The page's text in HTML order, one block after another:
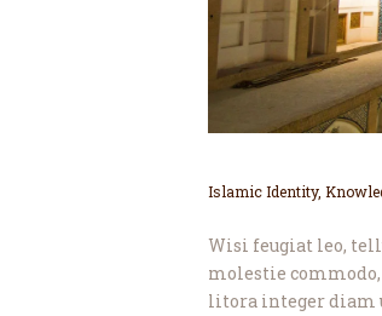
Islamic Identity,
Wisi feugiat leo,
molestie
litora integer diam